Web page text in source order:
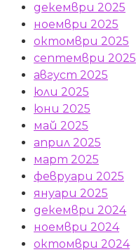
декември 2025
ноември 2025
октомври 2025
септември 2025
август 2025
юли 2025
юни 2025
май 2025
април 2025
март 2025
февруари 2025
януари 2025
декември 2024
ноември 2024
октомври 2024